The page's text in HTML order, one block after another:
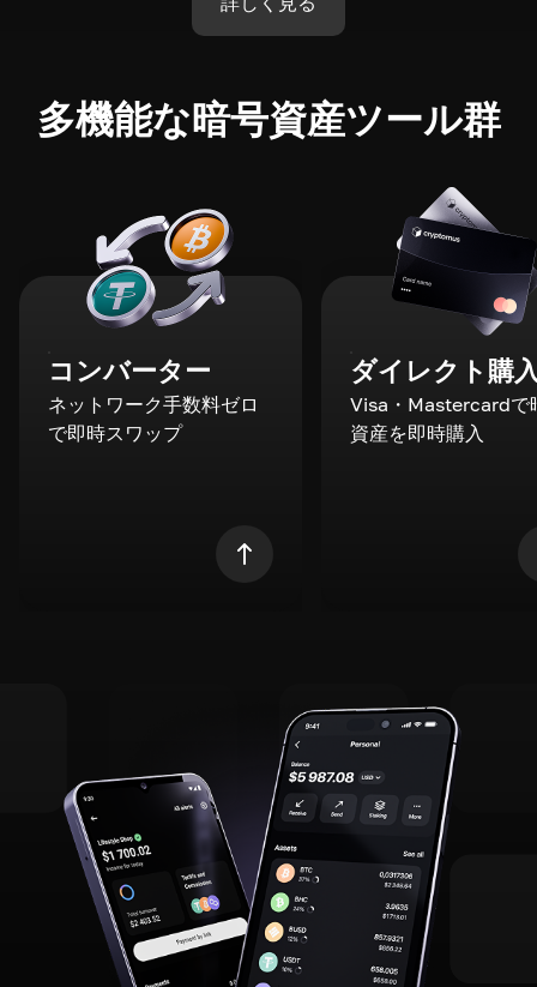
多機能な暗号資産ツール群
コンバーター
ネットワーク手数料ゼロ
で即時スワップ
ダイレクト購
Visa・Mastercardで
資産を即時購入